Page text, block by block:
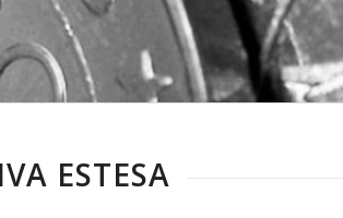
ESTESA